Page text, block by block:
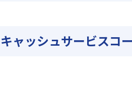
キャッシュサービスコ